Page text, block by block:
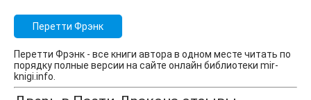
Перетти Фрэнк
Перетти Фрэнк - все книги автора в одном месте читать по
порядку полные версии на сайте онлайн библиотеки mir-
knigi.info.